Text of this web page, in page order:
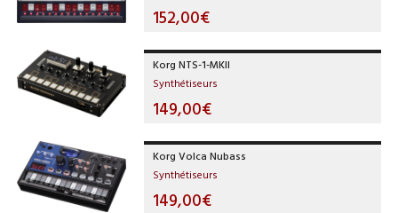
152,00€
Korg NTS-1-MKII
Synthétiseurs
149,00€
Korg Volca Nubass
Synthétiseurs
149,00€